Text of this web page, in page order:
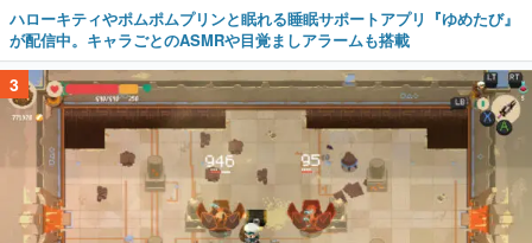
ハローキティやポムポムプリンと眠れる睡眠サポートアプリ『ゆめたび』
が配信中。キャラごとのASMRや目覚ましアラームも搭載
3